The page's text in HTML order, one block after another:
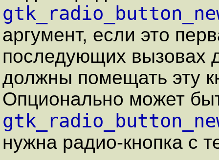
аргумент, если это
последующих вызовах
должны помещать эту
Опционально может
нужна радио-кнопка с